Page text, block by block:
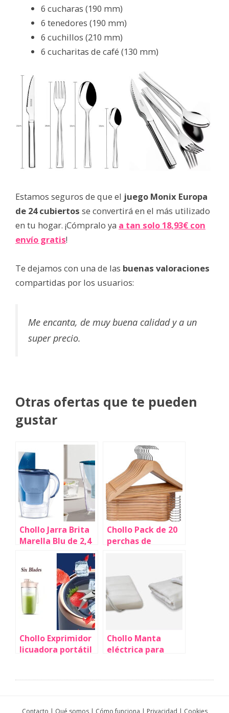
6 cucharas (190 mm)
6 tenedores (190 mm)
6 cuchillos (210 mm)
6 cucharitas de café (130 mm)
Estamos seguros de que el juego Monix Europa
de 24 cubiertos se convertirá en el más utilizado
en tu hogar. ¡Cómpralo ya a tan solo 18,93€ con
envío gratis!
Te dejamos con una de las buenas valoraciones
compartidas por los usuarios:
Me encanta, de muy buena calidad y a un
super precio.
Otras ofertas que te pueden
gustar
Chollo Jarra Brita
Marella Blu de 2,4
litros + filtro por
sólo 18,37€ con
cupón y envío
gratis (-30%)
Chollo Pack de 20
perchas de
12,64€ con cupón y
envío gratis
(-44%) ¡0,63€ cada
una!
Chollo Exprimidor
licuadora portátil
sólo 10,49€ con
gratis (-57%)
Chollo Manta
eléctrica para
y envío gratis con
(-69%)